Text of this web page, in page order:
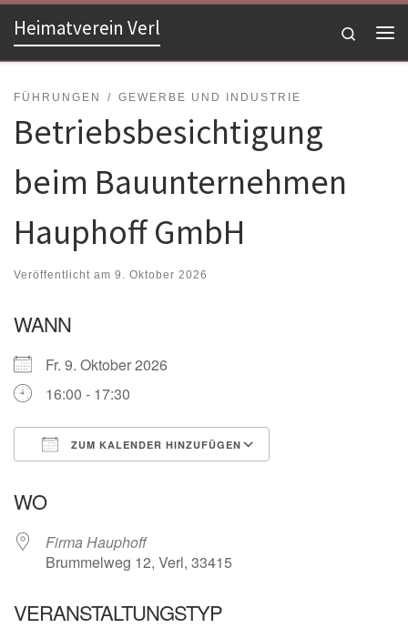
Zum Inhalt springen
Heimatverein Verl
Search
FÜHRUNGEN GEWERBE UND INDUSTRIE
Betriebsbesichtigung
beim Bauunternehmen
Hauphoff GmbH
Veröffentlicht am 9. Oktober 2026
WANN
Fr. 9. Oktober 2026
16:00 - 17:30
ZUM KALENDER HINZUFÜGEN
WO
Firma Hauphoff
Brummelweg 12, Verl, 33415
VERANSTALTUNGSTYP